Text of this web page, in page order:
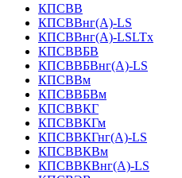
КПСВВ
КПСВВнг(А)-LS
КПСВВнг(А)-LSLTx
КПСВВБВ
КПСВВБВнг(А)-LS
КПСВВм
КПСВВБВм
КПСВВКГ
КПСВВКГм
КПСВВКГнг(А)-LS
КПСВВКВм
КПСВВКВнг(А)-LS